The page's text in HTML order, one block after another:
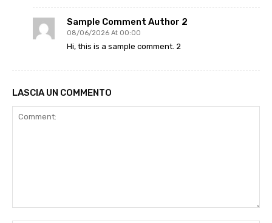
Sample Comment Author 2
08/06/2026 At 00:00
Hi, this is a sample comment. 2
LASCIA UN COMMENTO